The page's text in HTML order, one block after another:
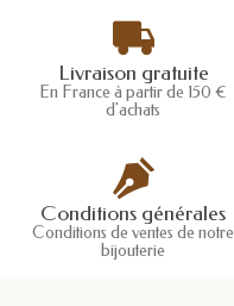
Livraison gratuite
En France à partir de 150 €
d'achats
Conditions générales
Conditions de ventes de notre
bijouterie